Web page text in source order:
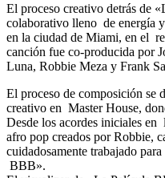
El proceso creativo detrás de
colaborativo lleno de energía
en la ciudad de Miami, en el
canción fue co-producida por
Luna, Robbie Meza y Frank
El proceso de composición se
creativo en Master House,
Desde los acordes iniciales en
afro pop creados por Robbie,
cuidadosamente trabajado
BBB».